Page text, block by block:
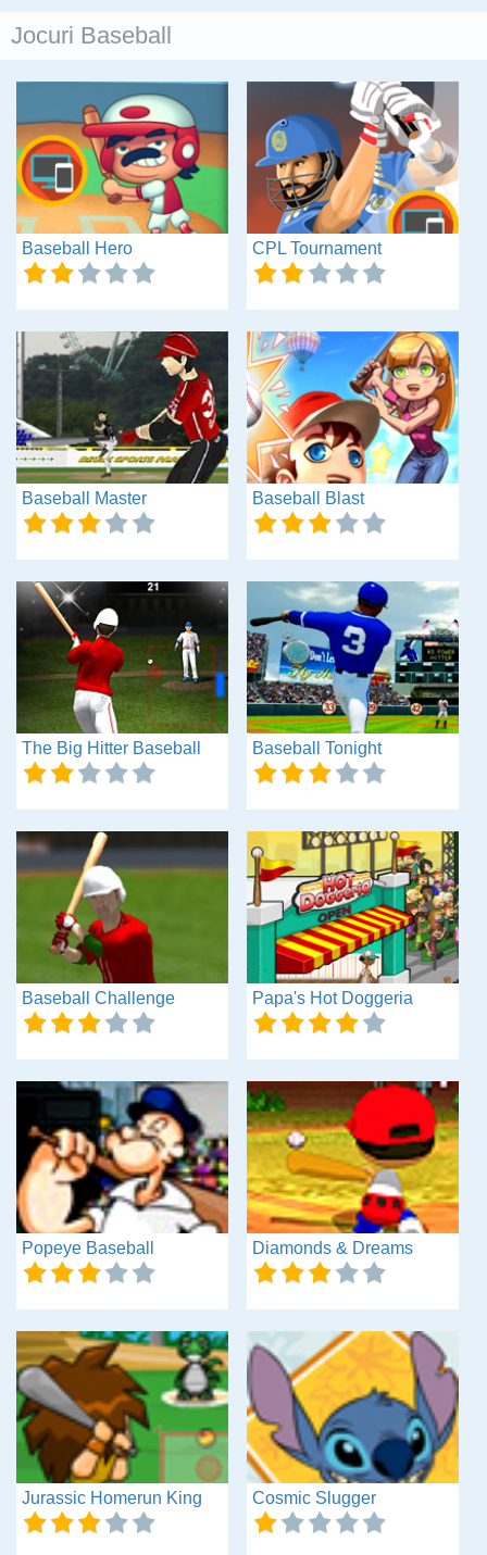
Jocuri Baseball
Baseball Hero CPL Tournament
Baseball Master Baseball Blast
The Big Hitter Baseball Baseball Tonight
Baseball Challenge Papa's Hot Doggeria
Popeye Baseball Diamonds & Dreams
Jurassic Homerun King Cosmic Slugger